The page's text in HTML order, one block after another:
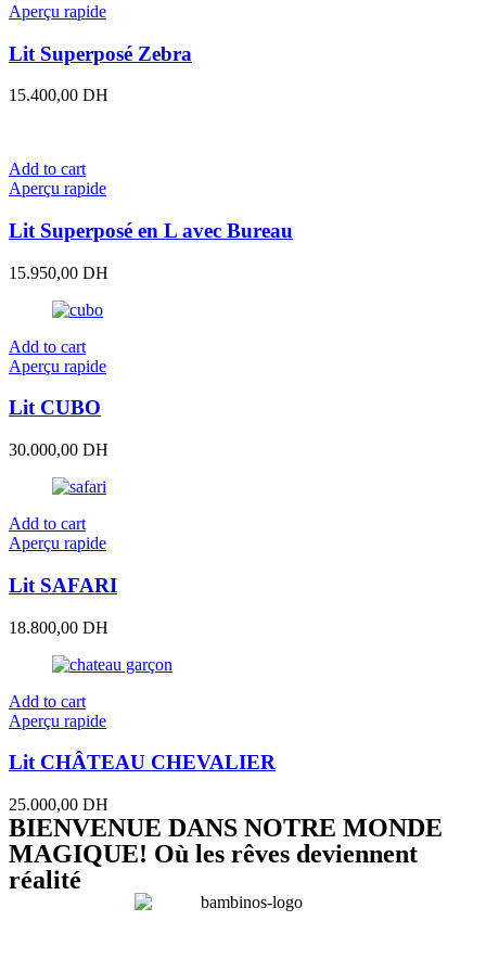
Aperçu rapide
Lit Superposé Zebra
15.400,00 DH
Add to cart
Aperçu rapide
Lit Superposé en L avec Bureau
15.950,00 DH
Add to cart
Aperçu rapide
Lit CUBO
30.000,00 DH
Add to cart
Aperçu rapide
Lit SAFARI
18.800,00 DH
Add to cart
Aperçu rapide
Lit CHÂTEAU CHEVALIER
25.000,00 DH
BIENVENUE DANS NOTRE MONDE
MAGIQUE! Où les rêves deviennent
réalité